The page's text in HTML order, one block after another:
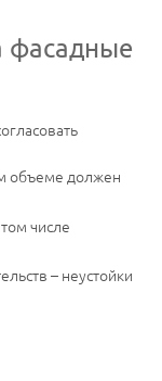
фасадные
объеме должен
числе
– неустойки